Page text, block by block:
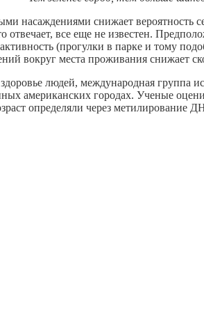
насаждениями снижает вероятность
все еще не известен.
(прогулки в парке и тому
вокруг места проживания снижает
людей, международная группа
американских городах. Ученые
определяли через метилирование